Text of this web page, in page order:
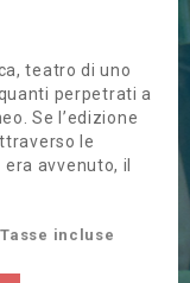
teatro di uno
perpetrati a
Se l’edizione
le
avvenuto, il
Tasse incluse